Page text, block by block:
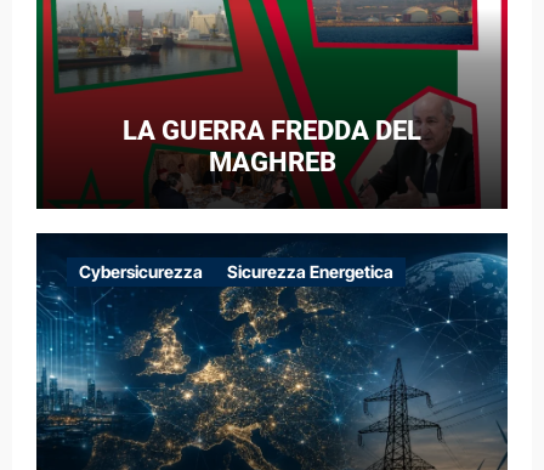
LA GUERRA FREDDA DEL
MAGHREB
Cybersicurezza Sicurezza Energetica